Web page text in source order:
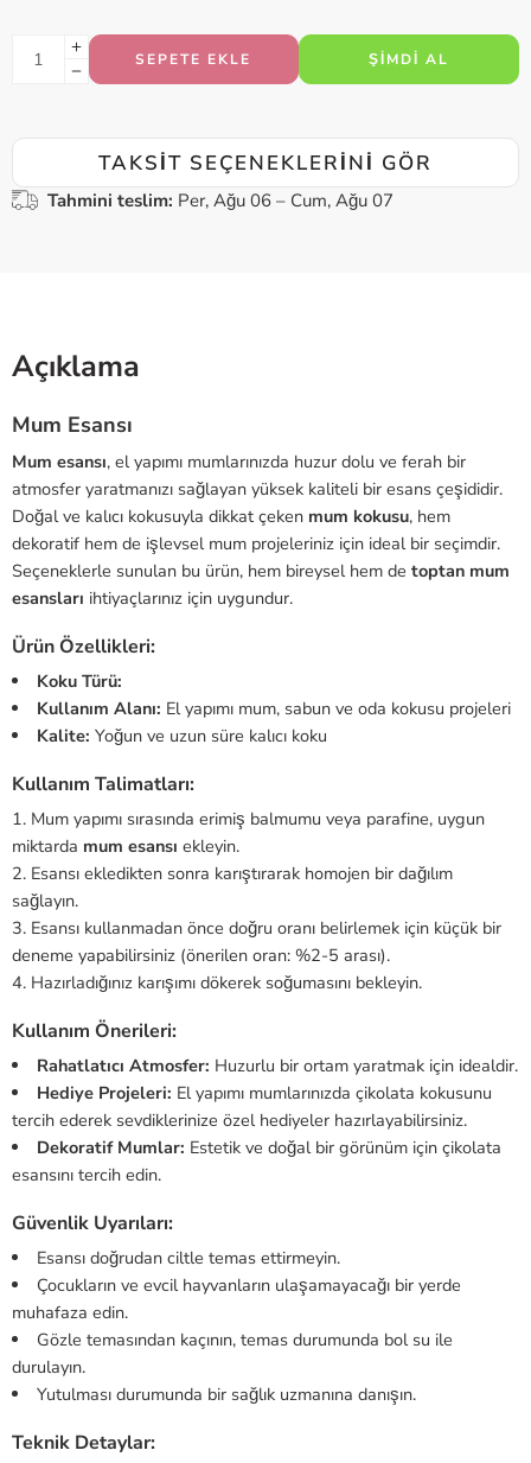
SEPETE EKLE ŞIMDI AL
TAKSIT SEÇENEKLERINI GÖR
Tahmini teslim: Per, Ağu 06 – Cum, Ağu 07
Açıklama
Mum Esansı
Mum esansı, el yapımı mumlarınızda huzur dolu ve ferah bir
atmosfer yaratmanızı sağlayan yüksek kaliteli bir esans çeşididir.
Doğal ve kalıcı kokusuyla dikkat çeken mum kokusu, hem
dekoratif hem de işlevsel mum projeleriniz için ideal bir seçimdir.
Seçeneklerle sunulan bu ürün, hem bireysel hem de toptan mum
esansları ihtiyaçlarınız için uygundur.
Ürün Özellikleri:
Koku Türü:
Kullanım Alanı: El yapımı mum, sabun ve oda kokusu projeleri
Kalite: Yoğun ve uzun süre kalıcı koku
Kullanım Talimatları:
Mum yapımı sırasında erimiş balmumu veya parafine, uygun
miktarda mum esansı ekleyin.
Esansı ekledikten sonra karıştırarak homojen bir dağılım
sağlayın.
Esansı kullanmadan önce doğru oranı belirlemek için küçük bir
deneme yapabilirsiniz (önerilen oran: %2-5 arası).
Hazırladığınız karışımı dökerek soğumasını bekleyin.
Kullanım Önerileri:
Rahatlatıcı Atmosfer: Huzurlu bir ortam yaratmak için idealdir.
Hediye Projeleri: El yapımı mumlarınızda çikolata kokusunu
tercih ederek sevdiklerinize özel hediyeler hazırlayabilirsiniz.
Dekoratif Mumlar: Estetik ve doğal bir görünüm için çikolata
esansını tercih edin.
Güvenlik Uyarıları:
Esansı doğrudan ciltle temas ettirmeyin.
Çocukların ve evcil hayvanların ulaşamayacağı bir yerde
muhafaza edin.
Gözle temasından kaçının, temas durumunda bol su ile
durulayın.
Yutulması durumunda bir sağlık uzmanına danışın.
Teknik Detaylar: